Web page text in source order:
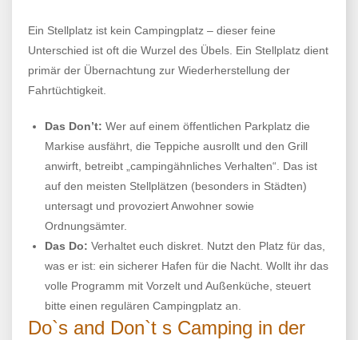
Ein Stellplatz ist kein Campingplatz – dieser feine
Unterschied ist oft die Wurzel des Übels. Ein Stellplatz dient
primär der Übernachtung zur Wiederherstellung der
Fahrtüchtigkeit.
Das Don’t: Wer auf einem öffentlichen Parkplatz die
Markise ausfährt, die Teppiche ausrollt und den Grill
anwirft, betreibt „campingähnliches Verhalten“. Das ist
auf den meisten Stellplätzen (besonders in Städten)
untersagt und provoziert Anwohner sowie
Ordnungsämter.
Das Do: Verhaltet euch diskret. Nutzt den Platz für das,
was er ist: ein sicherer Hafen für die Nacht. Wollt ihr das
volle Programm mit Vorzelt und Außenküche, steuert
bitte einen regulären Campingplatz an.
Do`s and Don`t s Camping in der